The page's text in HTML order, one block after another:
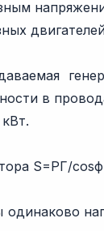
в
S=PГ/